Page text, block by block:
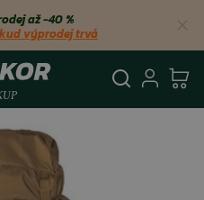
až −40 %
výprodej trvá